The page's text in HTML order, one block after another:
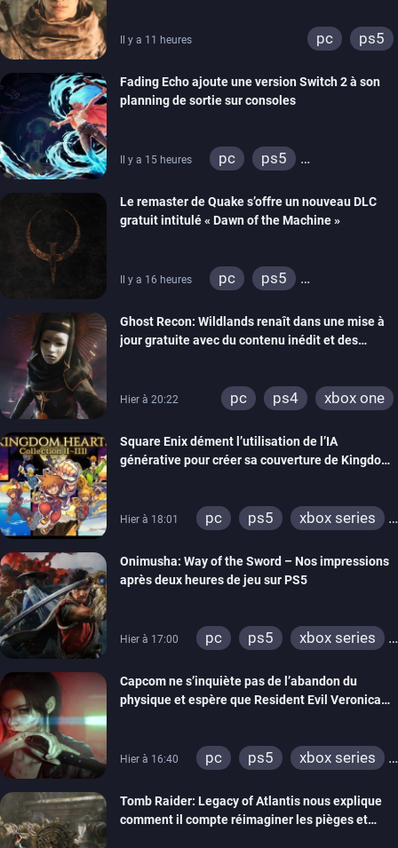
Il y a 11 heures pc ps5
Fading Echo ajoute une version Switch 2 à son
planning de sortie sur consoles
Il y a 15 heures pc
ps5
Le remaster de Quake s’offre un nouveau DLC
gratuit intitulé « Dawn of the Machine »
Il y a 16 heures pc
ps5
ps4
xbox one
nintendo 64
Ghost Recon: Wildlands renaît dans une mise à
jour gratuite avec du contenu inédit et des
Hier à 20:22 pc ps4 xbox one
Square Enix dément l’utilisation de l’IA
générative pour créer sa couverture de Kingdom
Hier à 18:01 pc ps5
xbox series
Onimusha: Way of the Sword – Nos impressions
après deux heures de jeu sur PS5
Hier à 17:00 pc ps5
xbox series
Capcom ne s’inquiète pas de l’abandon du
physique et espère que Resident Evil Veronica
Hier à 16:40 pc ps5
xbox series
Tomb Raider: Legacy of Atlantis nous explique
comment il compte réimaginer les pièges et